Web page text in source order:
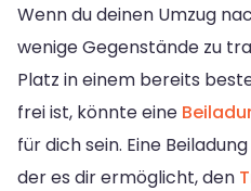
Wenn du deinen Umzug
wenige Gegenstände zu
Platz in einem bereits
frei ist, könnte eine
für dich sein. Eine
der es dir ermöglicht, den